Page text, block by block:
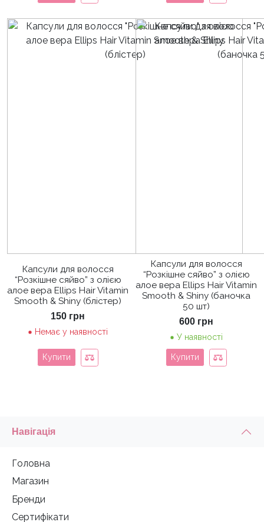
Капсули для волосся
“Розкішне сяйво” з олією
алое вера Ellips Hair Vitamin
Smooth & Shiny (блістер)
150 грн
Немає у наявності
Купити
Капсули для волосся
“Розкішне сяйво” з олією
алое вера Ellips Hair Vitamin
Smooth & Shiny (баночка
50 шт)
600 грн
У наявності
Купити
Навігація
Головна
Магазин
Бренди
Сертифікати